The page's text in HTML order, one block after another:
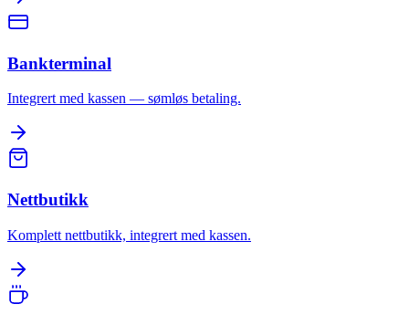
Bankterminal
Integrert med kassen — sømløs betaling.
Nettbutikk
Komplett nettbutikk, integrert med kassen.